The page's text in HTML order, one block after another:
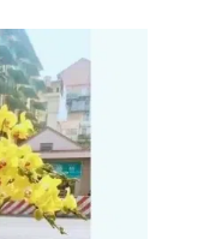
Add to
wishlist